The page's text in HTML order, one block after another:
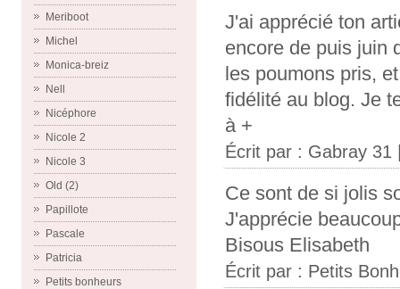
Meriboot
Michel
Monica-breiz
Nell
Nicéphore
Nicole 2
Nicole 3
Old (2)
Papillote
Pascale
Patricia
Petits bonheurs
J'ai apprécié ton
encore de puis juin
les poumons pris,
fidélité au blog. Je
à +
Écrit par : Gabray 31
Ce sont de si jolis
J'apprécie
Bisous Elisabeth
Écrit par : Petits